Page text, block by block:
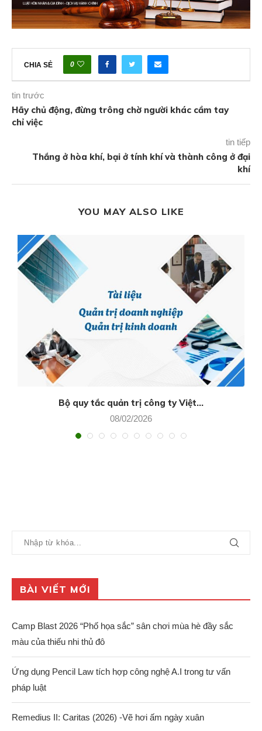
CHIA SẺ 0
tin trước
Hãy chủ động, đừng trông chờ người khác cầm tay
chỉ việc
tin tiếp
Thắng ở hòa khí, bại ở tính khí và thành công ở đại
khí
YOU MAY ALSO LIKE
Bộ quy tắc quản trị công ty Việt...
08/02/2026
BÀI VIẾT MỚI
Camp Blast 2026 “Phố họa sắc” sân chơi mùa hè đầy sắc
màu của thiếu nhi thủ đô
Ứng dụng Pencil Law tích hợp công nghệ A.I trong tư vấn
pháp luật
Remedius II: Caritas (2026) -Vẽ hơi ấm ngày xuân